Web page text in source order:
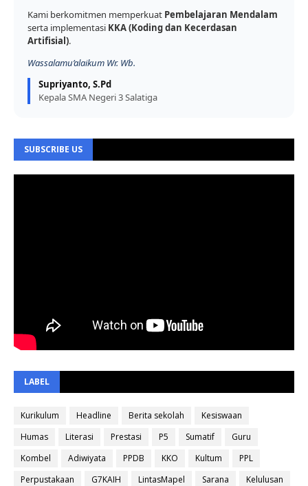
Kami berkomitmen memperkuat Pembelajaran Mendalam
serta implementasi KKA (Koding dan Kecerdasan
Artifisial).
Wassalamu’alaikum Wr. Wb.
Supriyanto, S.Pd
Kepala SMA Negeri 3 Salatiga
SUBSCRIBE US
LABEL
Kurikulum Headline Berita sekolah
Kesiswaan
Humas
Literasi Prestasi P5 Sumatif
Guru
Kombel
Adiwiyata PPDB KKO Kultum
PPL
Perpustakaan
G7KAIH LintasMapel Sarana
Kelulusan